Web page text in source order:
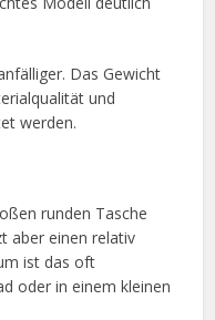
Das Gewicht
und
werden.
runden Tasche
aber einen relativ
ist das oft
oder in einem kleinen